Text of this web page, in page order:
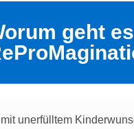
geht
unerfülltem